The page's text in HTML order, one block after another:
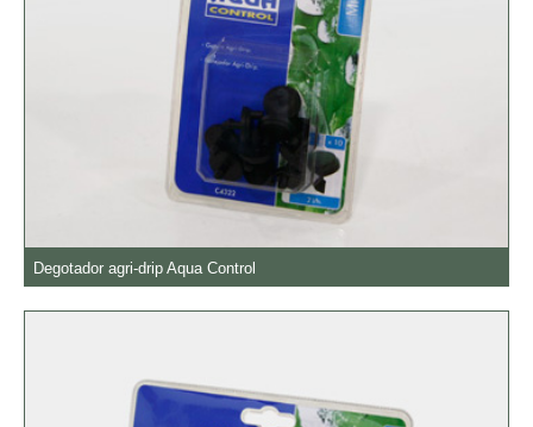
Degotador agri-drip Aqua Control